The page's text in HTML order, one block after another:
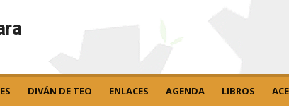
DIVÁN DE TEO ENLACES AGENDA LIBROS